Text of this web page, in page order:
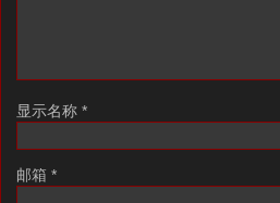
显示名称 *
邮箱 *